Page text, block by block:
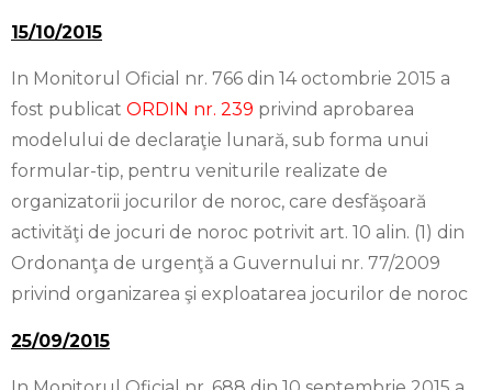
15/10/2015
In Monitorul Oficial nr. 766 din 14 octombrie 2015 a
fost publicat ORDIN nr. 239 privind aprobarea
modelului de declaraţie lunară, sub forma unui
formular-tip, pentru veniturile realizate de
organizatorii jocurilor de noroc, care desfăşoară
activităţi de jocuri de noroc potrivit art. 10 alin. (1) din
Ordonanţa de urgenţă a Guvernului nr. 77/2009
privind organizarea şi exploatarea jocurilor de noroc
25/09/2015